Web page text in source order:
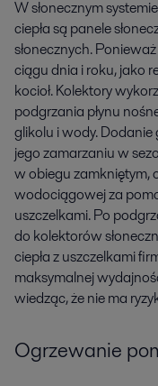
W słonecznym
ciepła są panele
słonecznych.
ciągu dnia i roku, jako
kocioł. Kolektory
podgrzania płynu
glikolu i wody.
jego zamarzaniu w
w obiegu zamkniętym,
wodociągowej za
uszczelkami. Po
do kolektorów
ciepła z uszczelkami
maksymalnej
wiedząc, że nie ma
Ogrzewanie